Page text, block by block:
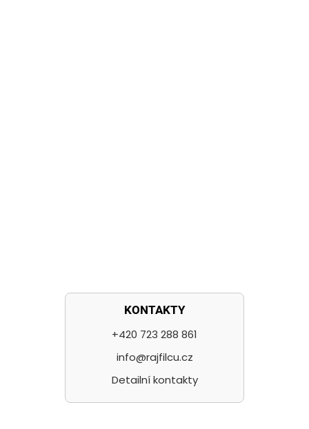
KONTAKTY
+420 723 288 861
info@rajfilcu.cz
Detailní kontakty